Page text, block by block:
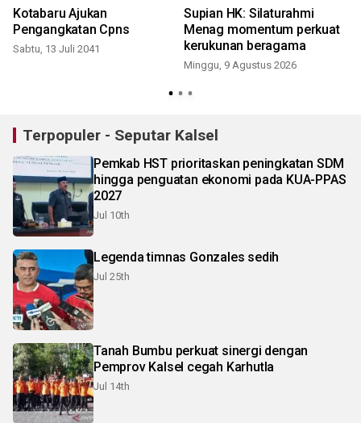
Kotabaru Ajukan
Pengangkatan Cpns
Sabtu, 13 Juli 2041
Supian HK: Silaturahmi
Menag momentum perkuat
kerukunan beragama
Minggu, 9 Agustus 2026
Terpopuler - Seputar Kalsel
Pemkab HST prioritaskan peningkatan SDM
hingga penguatan ekonomi pada KUA-PPAS
2027
Jul 10th
Legenda timnas Gonzales sedih
Jul 25th
Tanah Bumbu perkuat sinergi dengan
Pemprov Kalsel cegah Karhutla
Jul 14th